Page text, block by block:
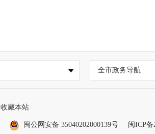
全市政务导航
收藏本站
闽公网安备 35040202000139号 闽ICP备